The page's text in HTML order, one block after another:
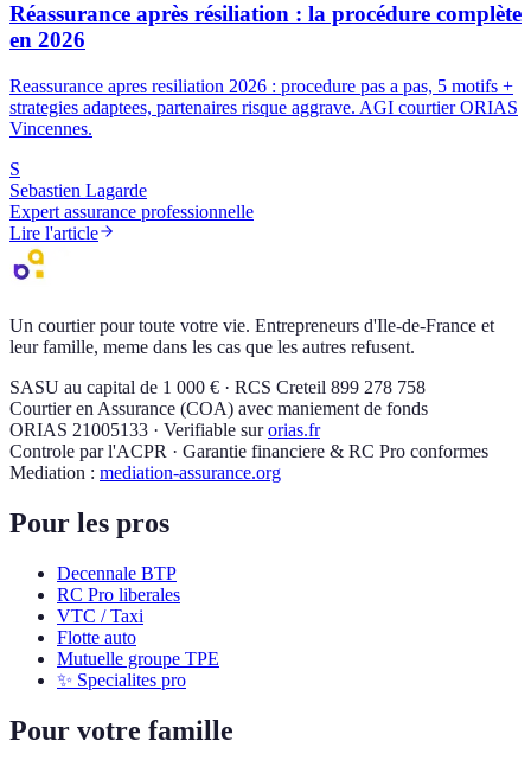
Réassurance après résiliation : la procédure complète
en 2026
Reassurance apres resiliation 2026 : procedure pas a pas, 5 motifs +
strategies adaptees, partenaires risque aggrave. AGI courtier ORIAS
Vincennes.
S
Sebastien Lagarde
Expert assurance professionnelle
Lire l'article
Un courtier pour toute votre vie. Entrepreneurs d'Ile-de-France et
leur famille, meme dans les cas que les autres refusent.
SASU au capital de 1 000 € · RCS Creteil 899 278 758
Courtier en Assurance (COA) avec maniement de fonds
ORIAS 21005133 · Verifiable sur orias.fr
Controle par l'ACPR · Garantie financiere & RC Pro conformes
Mediation : mediation-assurance.org
Pour les pros
Decennale BTP
RC Pro liberales
VTC / Taxi
Flotte auto
Mutuelle groupe TPE
✨ Specialites pro
Pour votre famille